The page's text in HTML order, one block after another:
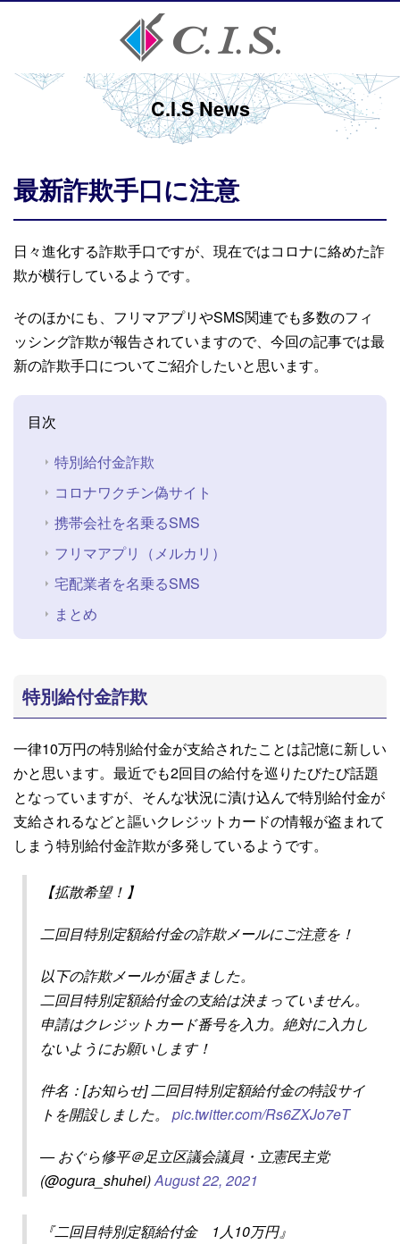
C.I.S News
最新詐欺手口に注意
日々進化する詐欺手口ですが、現在ではコロナに絡めた詐
欺が横行しているようです。
そのほかにも、フリマアプリやSMS関連でも多数のフィ
ッシング詐欺が報告されていますので、今回の記事では最
新の詐欺手口についてご紹介したいと思います。
目次
特別給付金詐欺
コロナワクチン偽サイト
携帯会社を名乗るSMS
フリマアプリ（メルカリ）
宅配業者を名乗るSMS
まとめ
特別給付金詐欺
一律10万円の特別給付金が支給されたことは記憶に新しい
かと思います。最近でも2回目の給付を巡りたびたび話題
となっていますが、そんな状況に漬け込んで特別給付金が
支給されるなどと謳いクレジットカードの情報が盗まれて
しまう特別給付金詐欺が多発しているようです。
【拡散希望！】
二回目特別定額給付金の詐欺メールにご注意を！
以下の詐欺メールが届きました。
二回目特別定額給付金の支給は決まっていません。
申請はクレジットカード番号を入力。絶対に入力し
ないようにお願いします！
件名：[お知らせ] 二回目特別定額給付金の特設サイ
トを開設しました。 pic.twitter.com/Rs6ZXJo7eT
— おぐら修平＠足立区議会議員・立憲民主党
(@ogura_shuhei)August 22, 2021
『二回目特別定額給付金 1人10万円』